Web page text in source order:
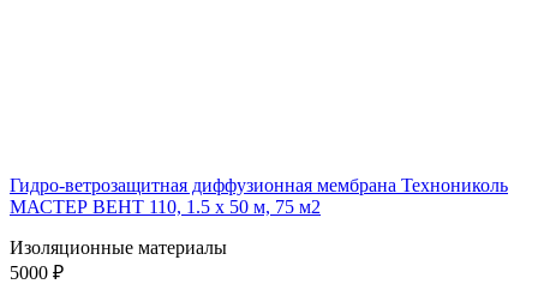
Гидро-ветрозащитная диффузионная мембрана Технониколь
МАСТЕР ВЕНТ 110, 1.5 x 50 м, 75 м2
Изоляционные материалы
5000 ₽